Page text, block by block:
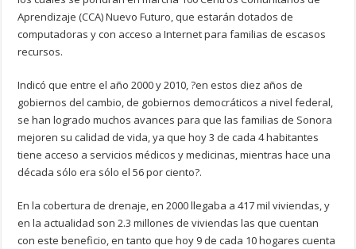
Aprendizaje (CCA) Nuevo Futuro, que estarán dotados de
computadoras y con acceso a Internet para familias de escasos
recursos.
Indicó que entre el año 2000 y 2010, ?en estos diez años de
gobiernos del cambio, de gobiernos democráticos a nivel federal,
se han logrado muchos avances para que las familias de Sonora
mejoren su calidad de vida, ya que hoy 3 de cada 4 habitantes
tiene acceso a servicios médicos y medicinas, mientras hace una
década sólo era sólo el 56 por ciento?.
En la cobertura de drenaje, en 2000 llegaba a 417 mil viviendas, y
en la actualidad son 2.3 millones de viviendas las que cuentan
con este beneficio, en tanto que hoy 9 de cada 10 hogares cuenta